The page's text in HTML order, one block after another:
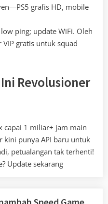
grafis HD, mobile
ping; update WiFi. Oleh
gratis untuk squad
Revolusioner
capai 1 miliar+ jam main
kini punya API baru untuk
petualangan tak terhenti!
Update sekarang